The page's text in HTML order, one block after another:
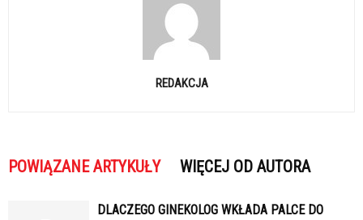
REDAKCJA
POWIĄZANE ARTYKUŁY WIĘCEJ OD AUTORA
DLACZEGO GINEKOLOG WKŁADA PALCE DO